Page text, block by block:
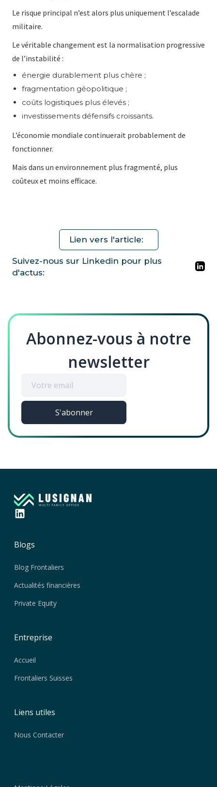
Le risque principal n’est alors plus uniquement l’escalade
militaire.
Le véritable changement est la normalisation progressive
de l’instabilité :
énergie durablement plus chère ;
fragmentation géopolitique ;
coûts logistiques plus élevés ;
investissements défensifs croissants.
L’économie mondiale continuerait probablement de
fonctionner.
Mais dans un environnement plus fragmenté, plus
coûteux et moins efficace.
Lien vers l'article:
Suivez-nous sur Linkedin pour plus
d'actus:
Abonnez-vous à notre
newsletter
Blogs
Blog Frontaliers
Actualités financières
Private Equity
Entreprise
Accueil
Frontaliers Suisses
Liens utiles
Nous Contacter